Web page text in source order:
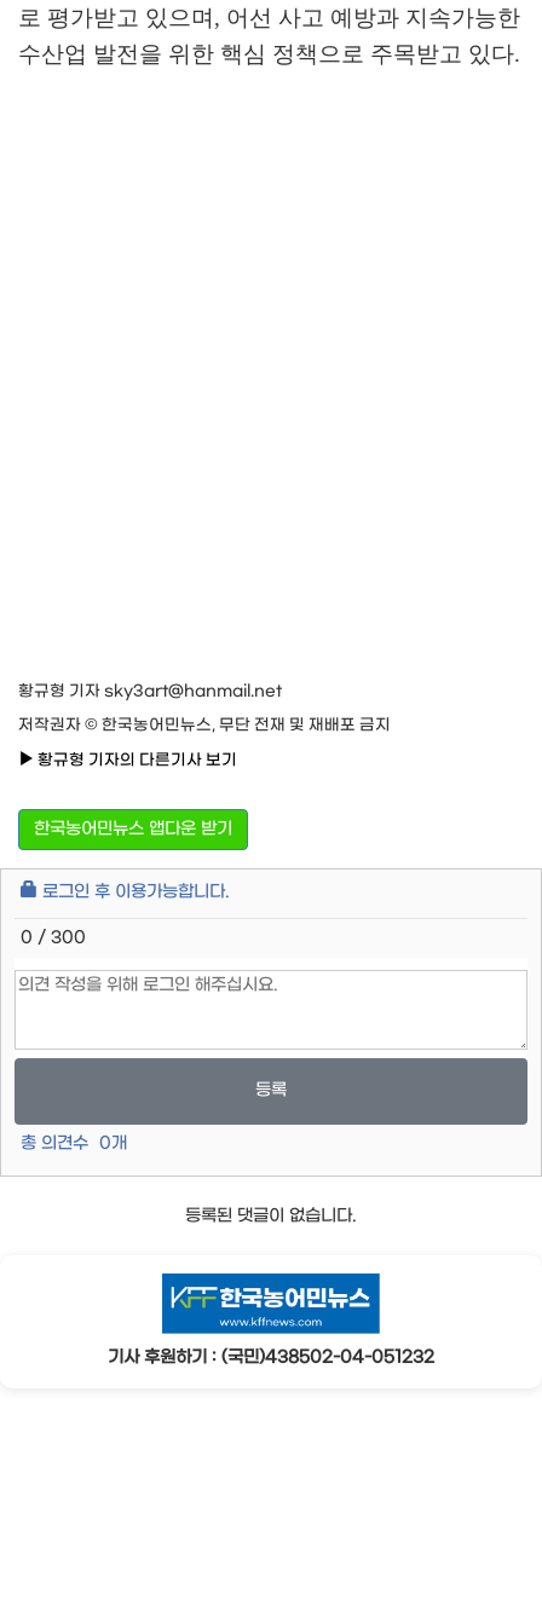
로 평가받고 있으며, 어선 사고 예방과 지속가능한
수산업 발전을 위한 핵심 정책으로 주목받고 있다.
황규형 기자 sky3art@hanmail.net
저작권자 © 한국농어민뉴스, 무단 전재 및 재배포 금지
황규형 기자의 다른기사 보기
한국농어민뉴스 앱다운 받기
로그인 후 이용가능합니다.
0 / 300
등록
총 의견수 0개
등록된 댓글이 없습니다.
기사 후원하기 : (국민)438502-04-051232